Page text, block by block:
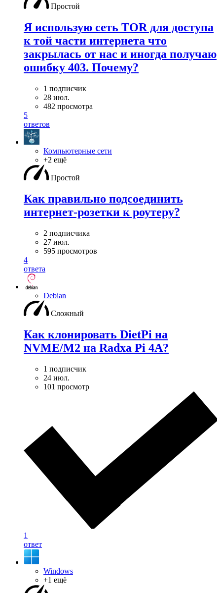
Простой
Я использую сеть TOR для доступа
к той части интернета что
закрылась от нас и иногда получаю
ошибку 403. Почему?
1 подписчик
28 июл.
482 просмотра
5
ответов
Компьютерные сети
+2 ещё
Простой
Как правильно подсоединить
интернет-розетки к роутеру?
2 подписчика
27 июл.
595 просмотров
4
ответа
Debian
Сложный
Как клонировать DietPi на
NVME/M2 на Radxa Pi 4A?
1 подписчик
24 июл.
101 просмотр
1
ответ
Windows
+1 ещё